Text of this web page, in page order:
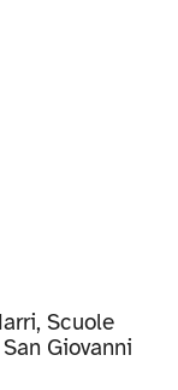
, Scuole
Giovanni